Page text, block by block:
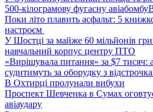
500-кілограмову фугасну авіабомбу
Поки літо плавить асфальт: 5
настроєм
У Шостці за майже 60 мільйонів
навчальний корпус центру ПТО
«Вирішувала питання» за $7 тисяч:
судитимуть за оборудку з
В Охтирці пролунали вибухи
Проспект Шевченка в Сумах
авіаудару